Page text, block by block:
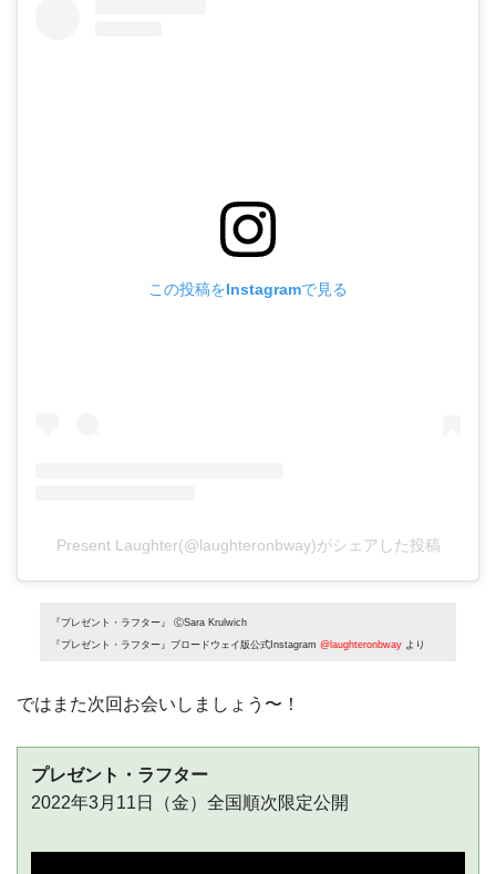
この投稿をInstagramで見る
Present Laughter(@laughteronbway)がシェアした投稿
『プレゼント・ラフター』 ⒸSara Krulwich
『プレゼント・ラフター』ブロードウェイ版公式Instagram @laughteronbwayより
ではまた次回お会いしましょう〜！
プレゼント・ラフター
2022年3月11日（金）全国順次限定公開